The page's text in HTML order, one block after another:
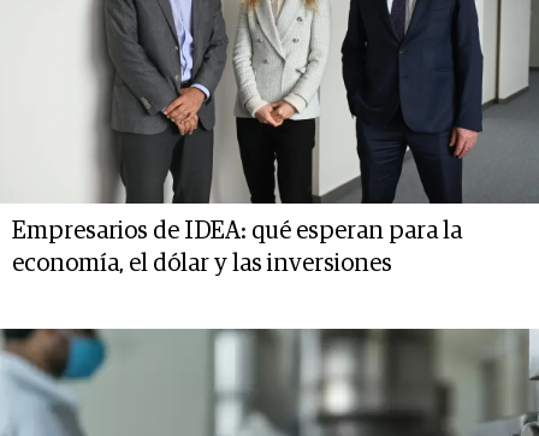
Empresarios de IDEA: qué esperan para la
economía, el dólar y las inversiones